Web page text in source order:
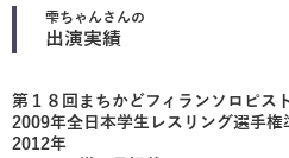
雫ちゃん さんの
出演実績
第１８回まちかどフィランソロピス
2009年全日本学生レスリング選手権
2012年